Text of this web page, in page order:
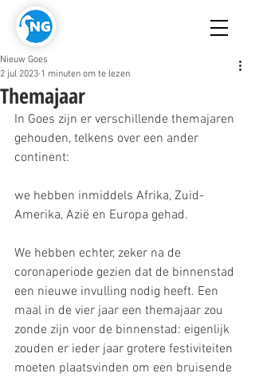
Themajaar
Nieuw Goes
2 jul 2023 1 minuten om te lezen
In Goes zijn er verschillende themajaren
gehouden, telkens over een ander
continent:
we hebben inmiddels Afrika, Zuid-
Amerika, Azië en Europa gehad.
We hebben echter, zeker na de
coronaperiode gezien dat de binnenstad
een nieuwe invulling nodig heeft. Een
maal in de vier jaar een themajaar zou
zonde zijn voor de binnenstad: eigenlijk
zouden er ieder jaar grotere festiviteiten
moeten plaatsvinden om een bruisende